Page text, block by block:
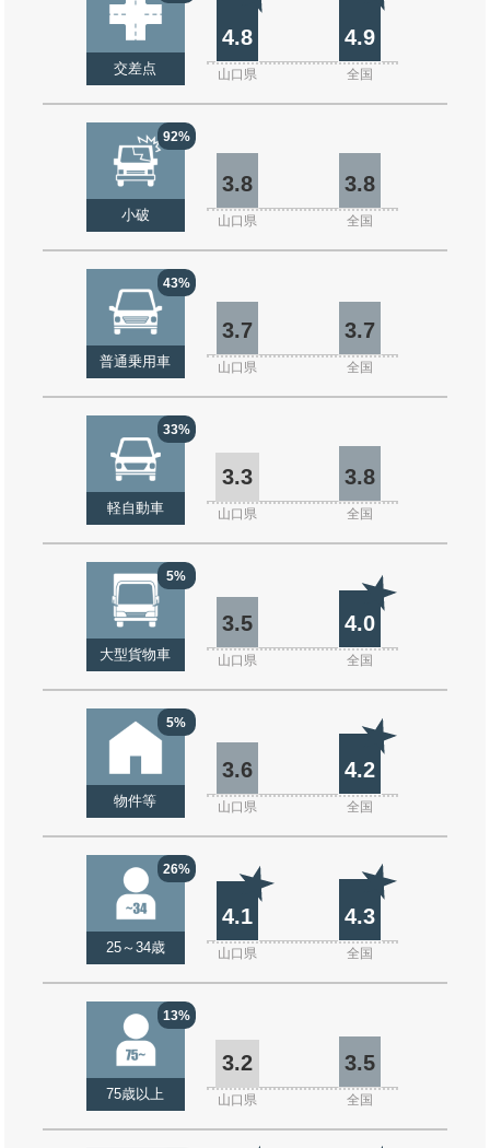
交差点
4.8 4.9
山口県 全国
92%
小破
3.8 3.8
山口県 全国
43%
普通乗用車
3.7 3.7
山口県 全国
33%
軽自動車
3.3 3.8
山口県 全国
5%
大型貨物車
3.5 4.0
山口県 全国
5%
物件等
3.6 4.2
山口県 全国
26%
25～34歳
4.1 4.3
山口県 全国
13%
75歳以上
3.2 3.5
山口県 全国